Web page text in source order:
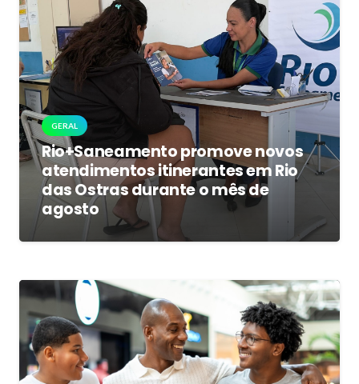
GERAL
Rio+Saneamento promove novos
atendimentos itinerantes em Rio
das Ostras durante o mês de
agosto